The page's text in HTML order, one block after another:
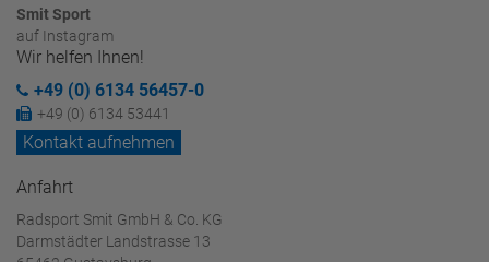
Smit Sport
auf Instagram
Wir helfen Ihnen!
+49 (0) 6134 56457-0
+49 (0) 6134 53441
Kontakt aufnehmen
Anfahrt
Radsport Smit GmbH & Co. KG
Darmstädter Landstrasse 13